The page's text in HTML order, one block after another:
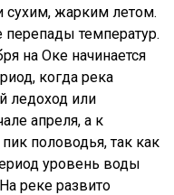
сухим, жарким летом.
температур.
на Оке начинается
когда река
ледоход или
апреля, а к
половодья, так как
уровень воды
реке развито